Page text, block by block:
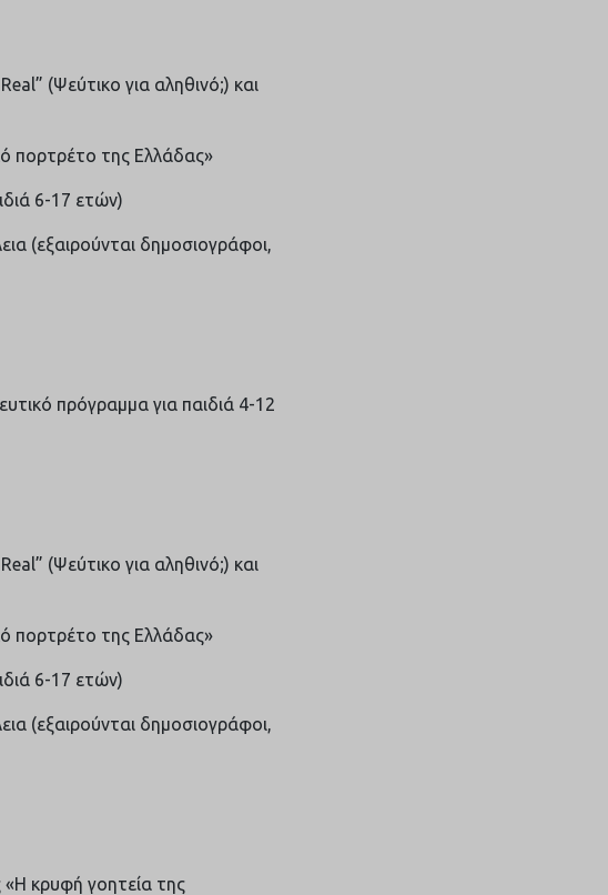
(Ψεύτικο για αληθινό;) και
πορτρέτο της Ελλάδας»
6-17 ετών)
(εξαιρούνται δημοσιογράφοι,
πρόγραμμα για παιδιά 4-12
(Ψεύτικο για αληθινό;) και
πορτρέτο της Ελλάδας»
6-17 ετών)
(εξαιρούνται δημοσιογράφοι,
«Η κρυφή γοητεία της